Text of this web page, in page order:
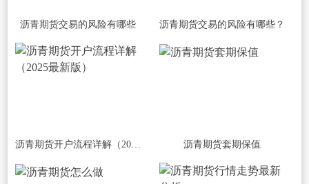
沥青期货交易的风险有哪些 沥青期货交易的风险有哪些？
沥青期货开户流程详解（2025最新版） 沥青期货套期保值